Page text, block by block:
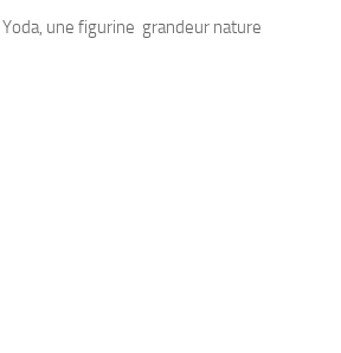
une figurine grandeur nature